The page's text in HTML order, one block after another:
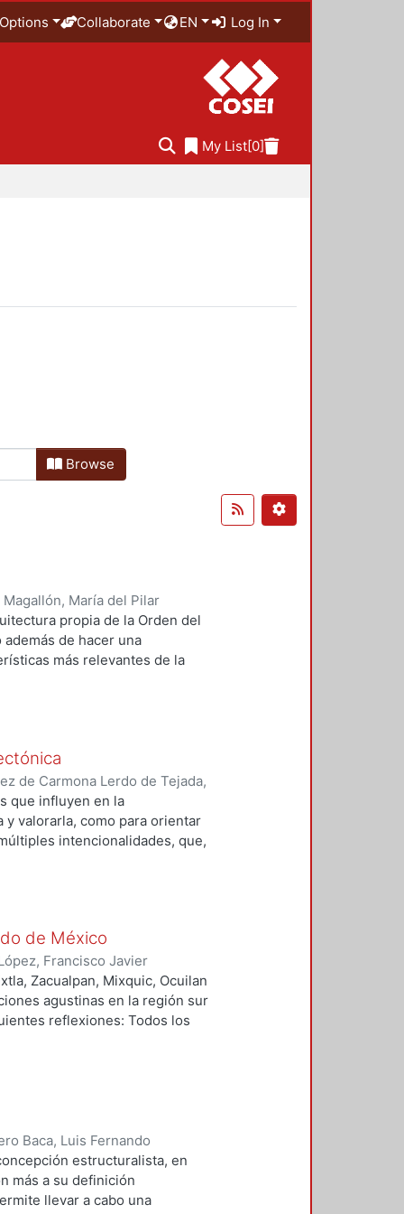
Options Collaborate EN Log In
My List[0]
Browse
Magallón, María del Pilar
propia de la Orden del
de hacer una
más relevantes de la
carmelitana.
de Carmona Lerdo de Tejada,
que influyen en la
valorarla, como para orientar
intencionalidades, que,
de México
Francisco Javier
Zacualpan, Mixquic, Ocuilan
agustinas en la región sur
reflexiones: Todos los
en su planta baja; El partido
del conjunto con capillas
los casos), capilla abierta-
crujías para el
del conjunto.
Baca, Luis Fernando
estructuralista, en
más a su definición
llevar a cabo una